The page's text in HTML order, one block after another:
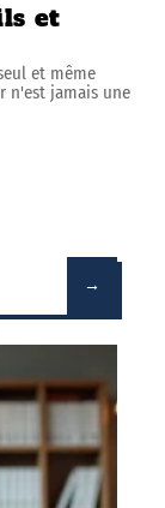
et
et même
n'est jamais une